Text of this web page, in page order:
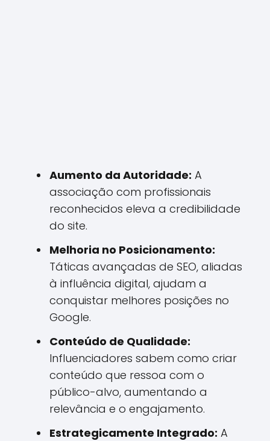
Aumento da Autoridade: A
associação com profissionais
reconhecidos eleva a credibilidade
do site.
Melhoria no Posicionamento:
Táticas avançadas de SEO, aliadas
à influência digital, ajudam a
conquistar melhores posições no
Google.
Conteúdo de Qualidade:
Influenciadores sabem como criar
conteúdo que ressoa com o
público-alvo, aumentando a
relevância e o engajamento.
Estrategicamente Integrado: A